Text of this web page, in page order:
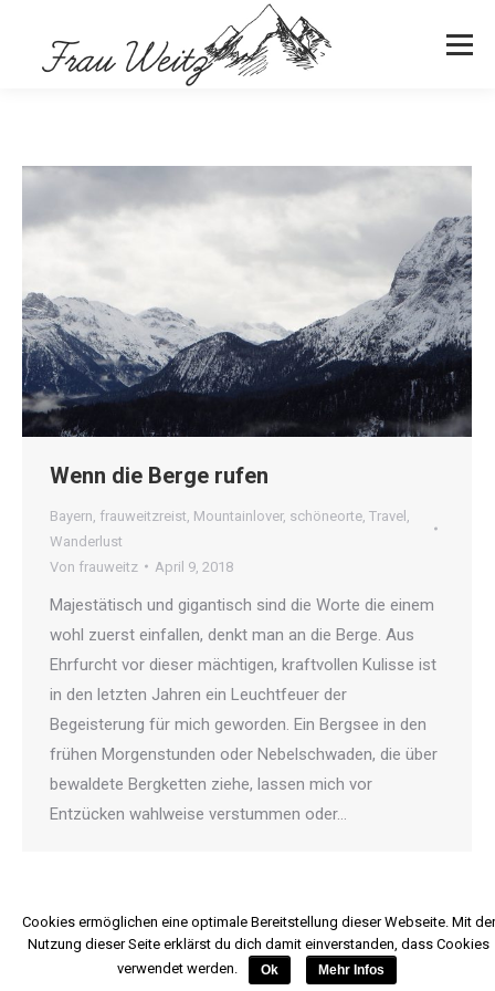
Wenn die Berge rufen
Bayern frauweitzreist Mountainlover, schöneorte Travel
Wanderlust
Von frauweitz April 9, 2018
Majestätisch und gigantisch sind die Worte die einem
wohl zuerst einfallen, denkt man an die Berge. Aus
Ehrfurcht vor dieser mächtigen, kraftvollen Kulisse ist
in den letzten Jahren ein Leuchtfeuer der
Begeisterung für mich geworden. Ein Bergsee in den
frühen Morgenstunden oder Nebelschwaden, die über
bewaldete Bergketten ziehe, lassen mich vor
Entzücken wahlweise verstummen oder…
Cookies ermöglichen eine optimale Bereitstellung dieser Webseite. Mit der
Nutzung dieser Seite erklärst du dich damit einverstanden, dass Cookies
verwendet werden.
Ok Mehr Infos